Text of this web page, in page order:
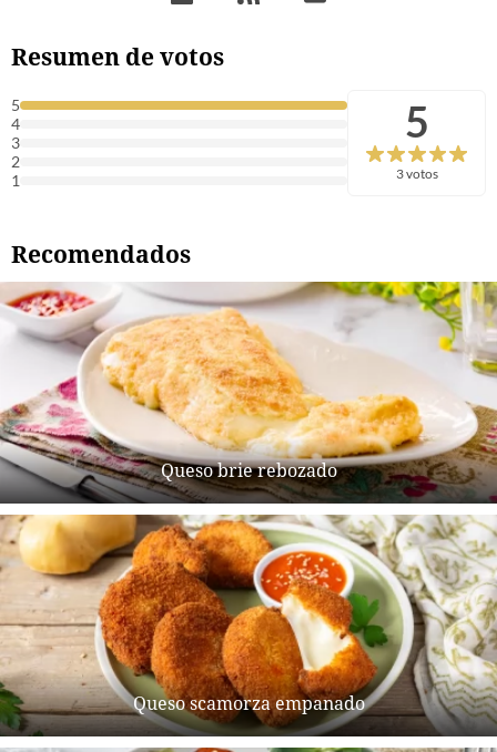
Resumen de votos
5
4
3
2
1
5
3 votos
Recomendados
Queso brie rebozado
Queso scamorza empanado